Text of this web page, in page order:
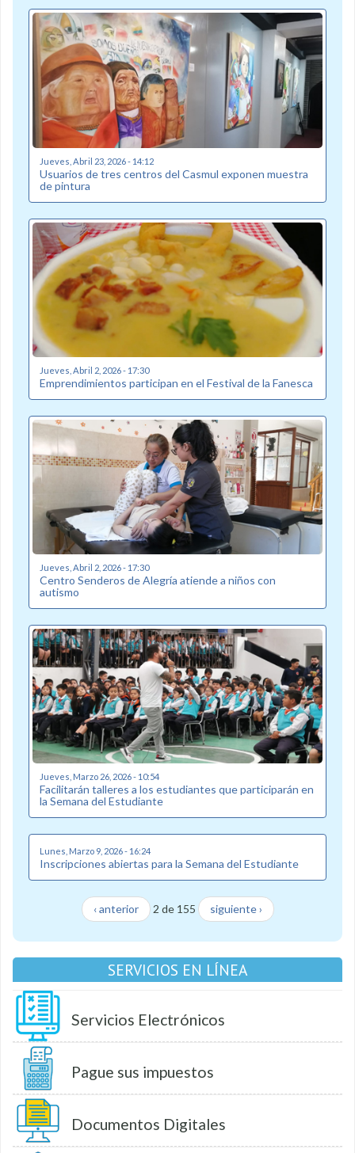
Jueves, Abril 23, 2026 - 14:12
Usuarios de tres centros del Casmul exponen muestra
de pintura
Jueves, Abril 2, 2026 - 17:30
Emprendimientos participan en el Festival de la Fanesca
Jueves, Abril 2, 2026 - 17:30
Centro Senderos de Alegría atiende a niños con
autismo
Jueves, Marzo 26, 2026 - 10:54
Facilitarán talleres a los estudiantes que participarán en
la Semana del Estudiante
Lunes, Marzo 9, 2026 - 16:24
Inscripciones abiertas para la Semana del Estudiante
‹ anterior 2 de 155 siguiente ›
SERVICIOS EN LÍNEA
Servicios Electrónicos
Pague sus impuestos
Documentos Digitales